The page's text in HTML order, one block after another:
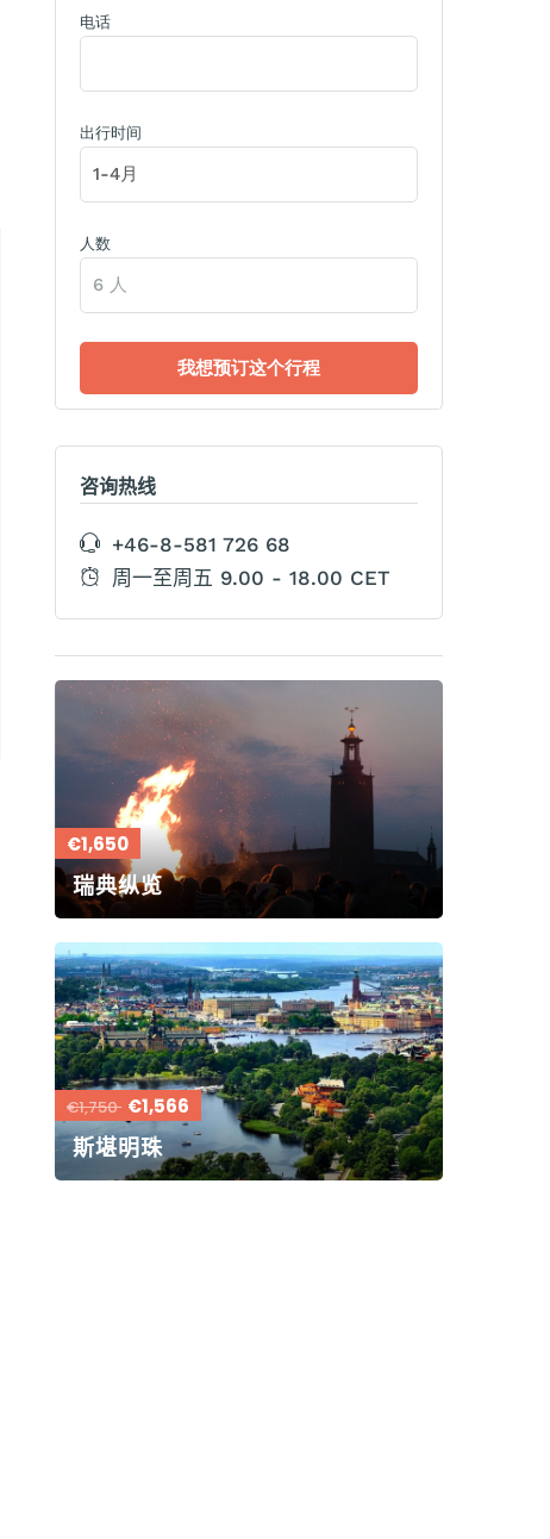
电话
出行时间
人数
咨询热线
+46-8-581 726 68
周一至周五 9.00 - 18.00 CET
€1,650
瑞典纵览
€1,750 €1,566
斯堪明珠